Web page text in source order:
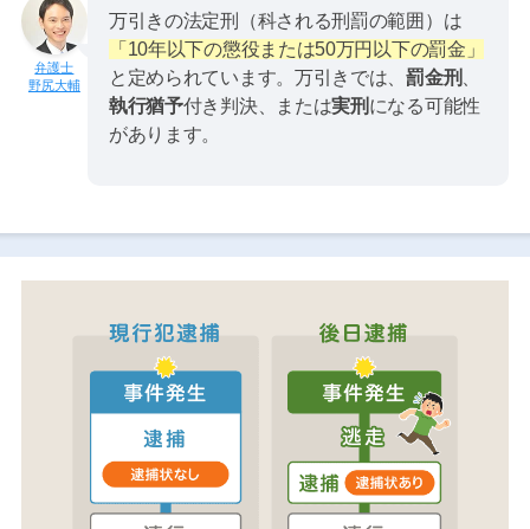
野尻大輔
万引きの法定刑（科される刑罰の範囲）は
「10年以下の懲役または50万円以下の罰金」
と定められています。万引きでは、罰金刑
執行猶予付き判決、または実刑 になる可能性
があります。